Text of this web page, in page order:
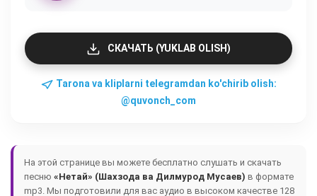
СКАЧАТЬ (YUKLAB OLISH)
Tarona va kliplarni telegramdan ko'chirib olish:
@quvonch_com
На этой странице вы можете бесплатно слушать и скачать
песню «Нетай» (Шахзода ва Дилмурод Мусаев) в формате
mp3. Мы подготовили для вас аудио в высоком качестве 128